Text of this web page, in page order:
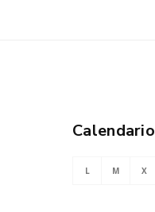
Calendario
L M X